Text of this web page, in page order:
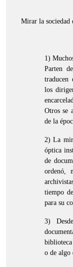
Mirar la sociedad
1)
Parten
traducen
los
Otros se
de la
2) La
óptica
de
ordenó,
tiempo
para su
3)
o de algo